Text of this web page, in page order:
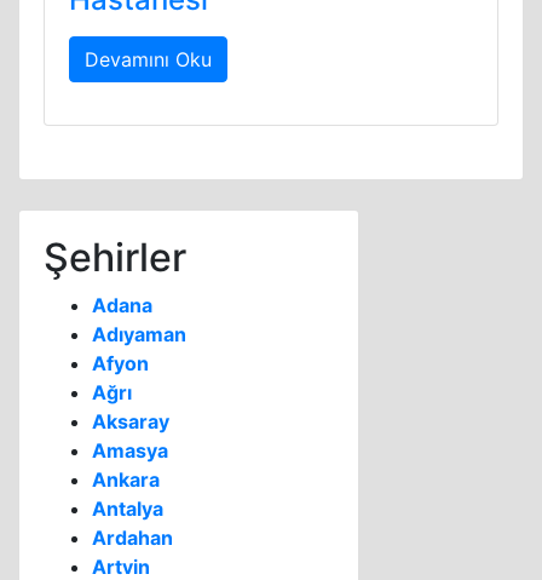
Devamını Oku
Şehirler
Adana
Adıyaman
Afyon
Ağrı
Aksaray
Amasya
Ankara
Antalya
Ardahan
Artvin